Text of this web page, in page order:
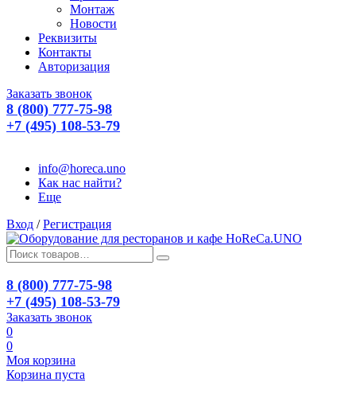
Монтаж
Новости
Реквизиты
Контакты
Авторизация
Заказать звонок
8 (800) 777-75-98
+7 (495) 108-53-79
info@horeca.uno
Как нас найти?
Еще
Вход / Регистрация
8 (800) 777-75-98
+7 (495) 108-53-79
Заказать звонок
0
0
Моя корзина
Корзина пуста